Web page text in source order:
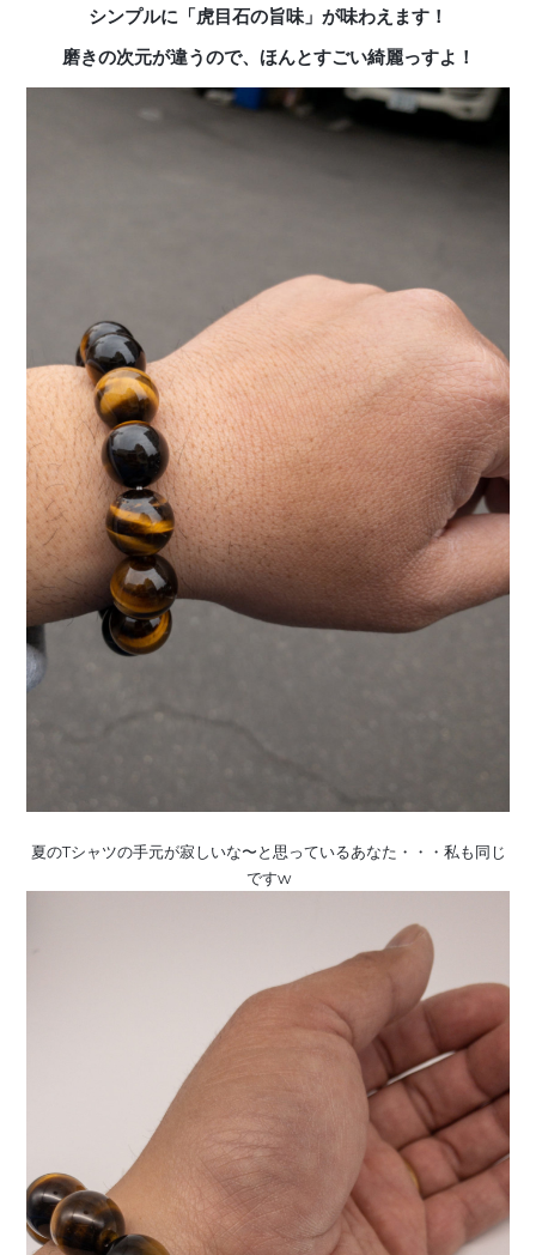
シンプルに「虎目石の旨味」が味わえます！
磨きの次元が違うので、ほんとすごい綺麗っすよ！
夏のTシャツの手元が寂しいな〜と思っているあなた・・・私も同じ
ですw